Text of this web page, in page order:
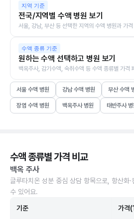
지역 기준
전국/지역별 수액 병원 보기
서울, 강남, 부산 등 선택한 지역의 수액 병원과 가격
수액 종류 기준
원하는 수액 선택하고 병원 보기
백옥주사, 감기수액, 숙취수액 등 수액 종류별 가격
서울 수액 병원 강남 수액 병원 부산 수액
장염 수액 병원 백옥주사 병원 태반주사 병
수액 종류별 가격 비교
백옥 주사
글루타치온 성분 중심 상담 항목으로, 항산화
수 있어요.
기준 가격